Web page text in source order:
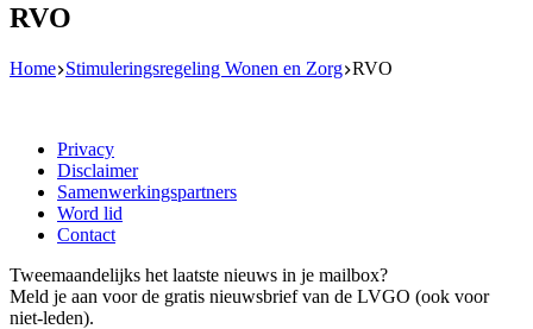
RVO
Home Stimuleringsregeling Wonen en Zorg RVO
Privacy
Disclaimer
Samenwerkingspartners
Word lid
Contact
Tweemaandelijks het laatste nieuws in je mailbox?
Meld je aan voor de gratis nieuwsbrief van de LVGO (ook voor
niet-leden).